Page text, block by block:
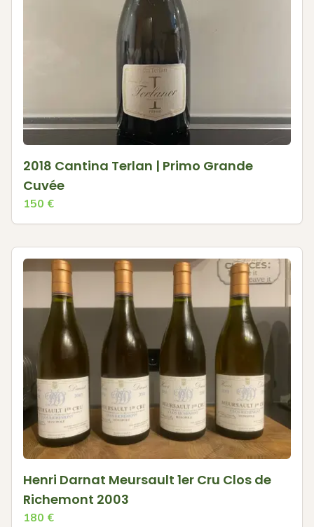
2018 Cantina Terlan | Primo Grande
Cuvée
150 €
Henri Darnat Meursault 1er Cru Clos de
Richemont 2003
180 €